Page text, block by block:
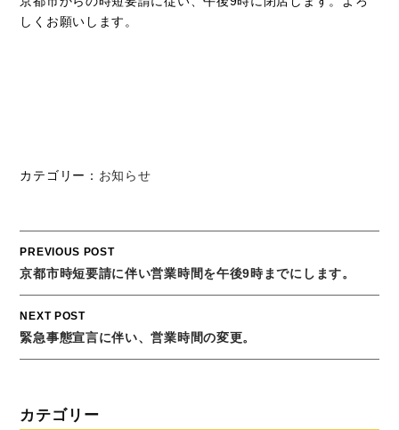
しくお願いします。
カテゴリー： お知らせ
Post
navigation
PREVIOUS POST
京都市時短要請に伴い営業時間を午後9時までにします。
NEXT POST
緊急事態宣言に伴い、営業時間の変更。
カテゴリー